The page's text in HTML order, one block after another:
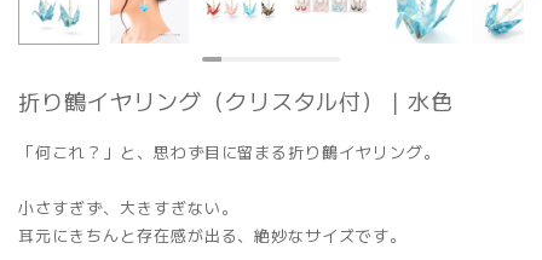
折り鶴イヤリング（クリスタル付）｜水色
「何これ？」と、思わず目に留まる折り鶴イヤリング。
小さすぎず、大きすぎない。
耳元にきちんと存在感が出る、絶妙なサイズです。